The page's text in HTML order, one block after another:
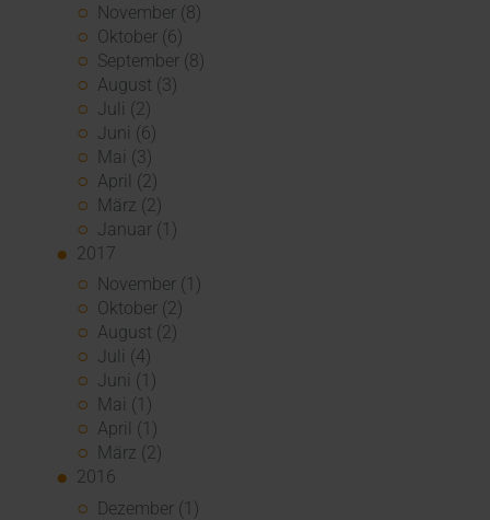
November (8)
Oktober (6)
September (8)
August (3)
Juli (2)
Juni (6)
Mai (3)
April (2)
März (2)
Januar (1)
2017
November (1)
Oktober (2)
August (2)
Juli (4)
Juni (1)
Mai (1)
April (1)
März (2)
2016
Dezember (1)